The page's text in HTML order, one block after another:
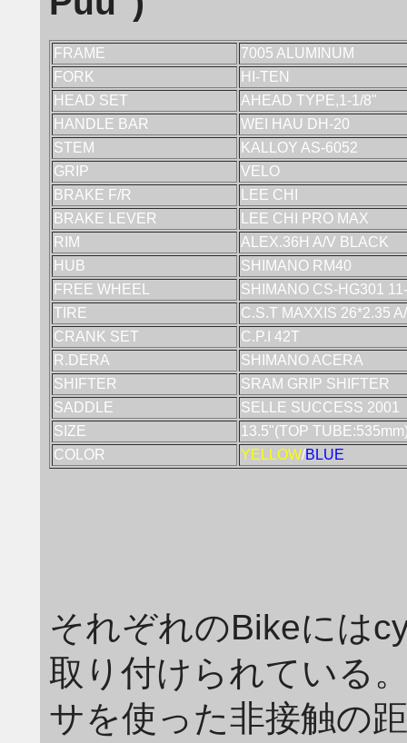
FRAME
7005 ALUMINUM
FORK
HI-TEN
HEAD SET
AHEAD TYPE,1-1/8"
HANDLE BAR
WEI HAU DH-20
STEM
KALLOY AS-6052
GRIP
VELO
BRAKE F/R
LEE CHI
BRAKE LEVER
LEE CHI PRO MAX
RIM
ALEX.36H A/V BLACK
HUB
SHIMANO RM40
FREE WHEEL
SHIMANO CS-HG301
TIRE
C.S.T MAXXIS 26*2.35
CRANK SET
C.P.I 42T
R.DERA
SHIMANO ACERA
SHIFTER
SRAM GRIP SHIFTER
SADDLE
SELLE SUCCESS 2001
SIZE
13.5"(TOP
COLOR
YELLOW/BLUE
それぞれのBikeには
取り付けられている
サを使った非接触の